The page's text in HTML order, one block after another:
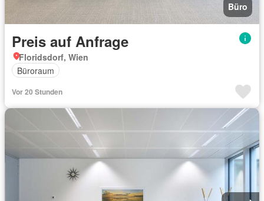
Büro
Preis auf Anfrage
Floridsdorf, Wien
Büroraum
Vor 20 Stunden